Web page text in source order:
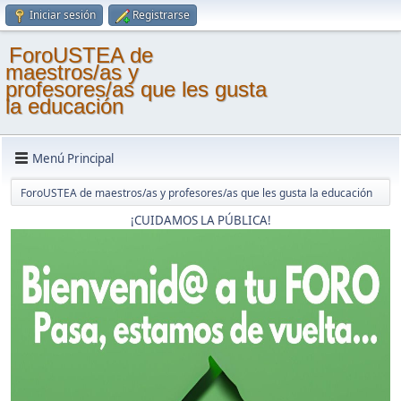
Iniciar sesión Registrarse
ForoUSTEA de
maestros/as y
profesores/as que les gusta
la educación
Menú Principal
ForoUSTEA de maestros/as y profesores/as que les gusta la educación
¡CUIDAMOS LA PÚBLICA!